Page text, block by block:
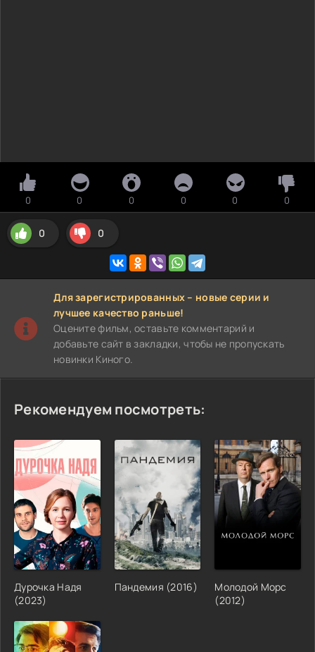
0 0 0 0 0 0
0 0
Для зарегистрированных – новые серии и
лучшее качество раньше!
Оцените фильм, оставьте комментарий и
добавьте сайт в закладки, чтобы не пропускать
новинки Киного.
Рекомендуем посмотреть:
Дурочка Надя
(2023)
Пандемия (2016)
Молодой Морс
(2012)